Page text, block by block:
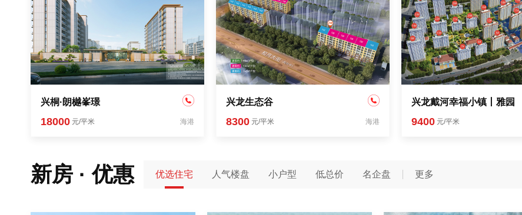
兴桐·朗樾峯璟
18000 元/平米 海港
兴龙生态谷
8300 元/平米 海港
兴龙戴河幸福小镇丨雅园
9400 元/平米
新房 · 优惠 优选住宅 人气楼盘 小户型 低总价 名企盘 更多